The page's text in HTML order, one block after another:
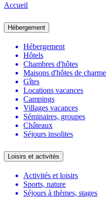
Accueil
Hébergement
Hébergement
Hôtels
Chambres d'hôtes
Maisons d'hôtes de charme
Gîtes
Locations vacances
Campings
Villages vacances
Séminaires, groupes
Châteaux
Séjours insolites
Loisirs et activités
Activités et loisirs
Sports, nature
Séjours à thèmes, stages